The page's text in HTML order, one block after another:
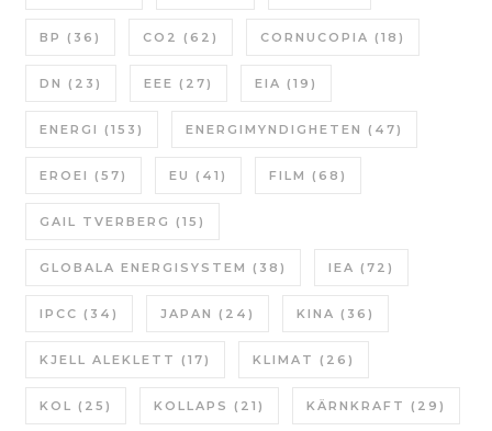
BP (36) CO2 (62) CORNUCOPIA (18)
DN (23) EEE (27) EIA (19)
ENERGI (153) ENERGIMYNDIGHETEN (47)
EROEI (57) EU (41) FILM (68)
GAIL TVERBERG (15)
GLOBALA ENERGISYSTEM (38) IEA (72)
IPCC (34) JAPAN (24) KINA (36)
KJELL ALEKLETT (17) KLIMAT (26)
KOL (25) KOLLAPS (21) KÄRNKRAFT (29)